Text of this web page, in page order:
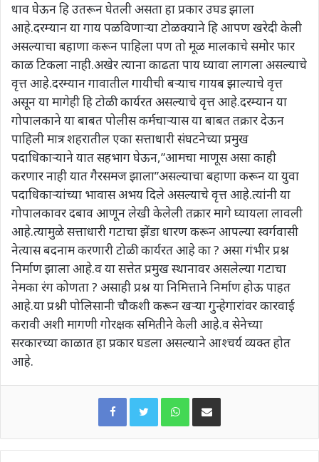
धाव घेऊन हि उतरून घेतली असता हा प्रकार उघड झाला
आहे.दरम्यान या गाय पळविणाऱ्या टोळक्याने हि आपण खरेदी केली
असल्याचा बहाणा करून पाहिला पण तो मूळ मालकाचे समोर फार
काळ टिकला नाही.अखेर त्याना काढता पाय घ्यावा लागला असल्याचे
वृत्त आहे.दरम्यान गावातील गायीची बऱ्याच गायब झाल्याचे वृत्त
असून या मागेही हि टोळी कार्यरत असल्याचे वृत्त आहे.दरम्यान या
गोपालकाने या बाबत पोलीस कर्मचाऱ्यास या बाबत तक्रार देऊन
पाहिली मात्र शहरातील एका सत्ताधारी संघटनेच्या प्रमुख
पदाधिकाऱ्याने यात सहभाग घेऊन,”आमचा माणूस असा काही
करणार नाही यात गैरसमज झाला”असल्याचा बहाणा करून या युवा
पदाधिकाऱ्यांच्या भावास अभय दिले असल्याचे वृत्त आहे.त्यांनी या
गोपालकावर दबाव आणून लेखी केलेली तक्रार मागे घ्यायला लावली
आहे.त्यामुळे सत्ताधारी गटाचा झेंडा धारण करून आपल्या स्वर्गवासी
नेत्यास बदनाम करणारी टोळी कार्यरत आहे का ? असा गंभीर प्रश्न
निर्माण झाला आहे.व या सत्तेत प्रमुख स्थानावर असलेल्या गटाचा
नेमका रंग कोणता ? असाही प्रश्न या निमित्ताने निर्माण होऊ पाहत
आहे.या प्रश्नी पोलिसानी चौकशी करून खऱ्या गुन्हेगारांवर कारवाई
करावी अशी मागणी गोरक्षक समितीने केली आहे.व सेनेच्या
सरकारच्या काळात हा प्रकार घडला असल्याने आश्चर्य व्यक्त होत
आहे.
WhatsAppShare via Email